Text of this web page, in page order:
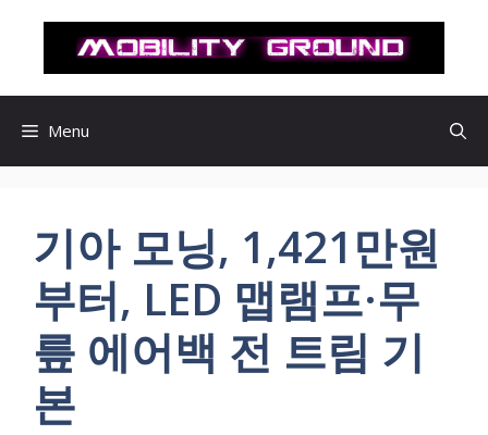
로
Menu
기아 모닝, 1,421만원
부터, LED 맵램프·무
릎 에어백 전 트림 기
본